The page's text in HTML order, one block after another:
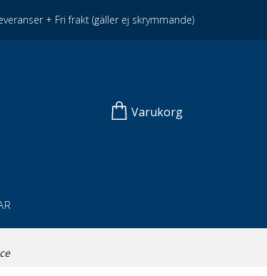
+ Fri frakt (gäller ej skrymmande)
Varukorg